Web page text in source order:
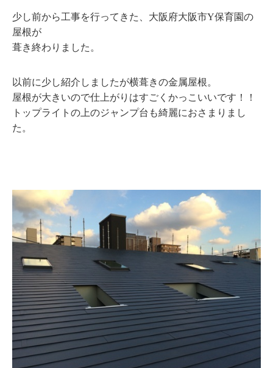
少し前から工事を行ってきた、大阪府大阪市Y保育園の
屋根が
葺き終わりました。
以前に少し紹介しましたが横葺きの金属屋根。
屋根が大きいので仕上がりはすごくかっこいいです！！
トップライトの上のジャンプ台も綺麗におさまりまし
た。